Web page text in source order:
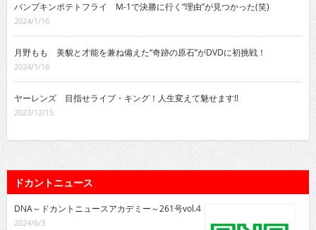
パンプキンポテトフライ M-1で決勝に行く“理由”が見つかった(笑)
2024/1/16
月野もも 美貌と才能を兼ね備えた“奇跡の原石”がDVDに初挑戦！
2024/1/16
ヤーレンズ 目指せライブ・キング！人生変えて魅せます!!
2023/12/15
ドカントニュース
DNA～ドカントニュースアカデミー～261号vol.4
2024/6/3